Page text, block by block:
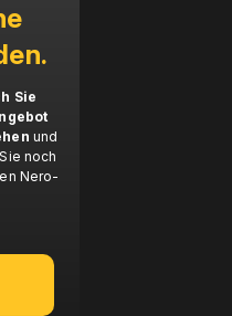
Sie
und
noch
Nero-